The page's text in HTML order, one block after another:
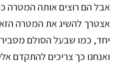
אבל הם רוצים אותה המטרה
אצטרך להשיג את המטרה
יחד, כמו שבעל הסולם
ואנחנו כך צריכים להתקדם